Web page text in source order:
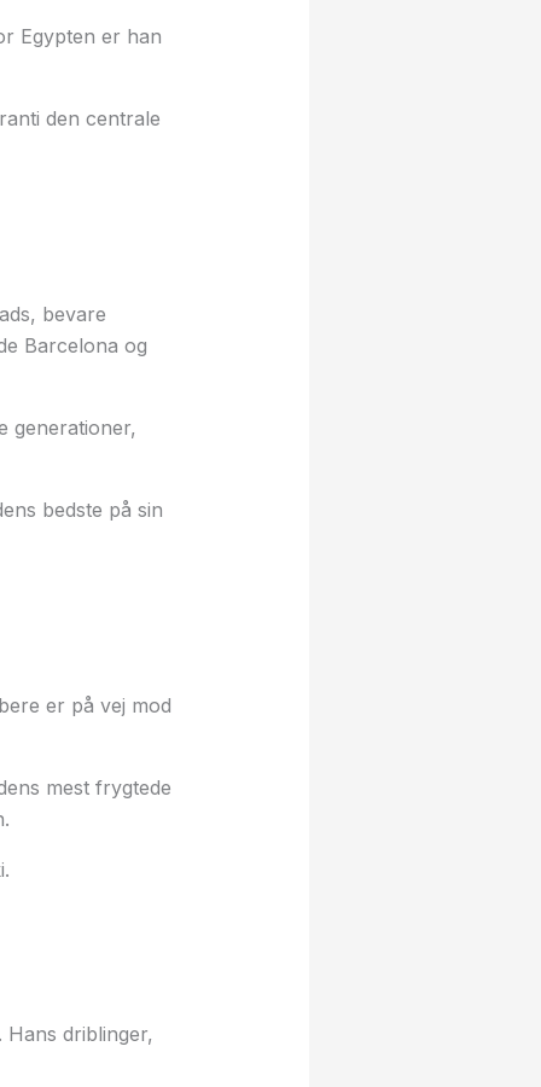
Egypten er han
den centrale
bevare
Barcelona og
generationer,
bedste på sin
er på vej mod
mest frygtede
driblinger,